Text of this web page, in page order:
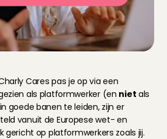
Cares pas je op via een
als platformwerker (en niet als
goede banen te leiden, zijn er
vanuit de Europese wet- en
gericht op platformwerkers zoals jij.